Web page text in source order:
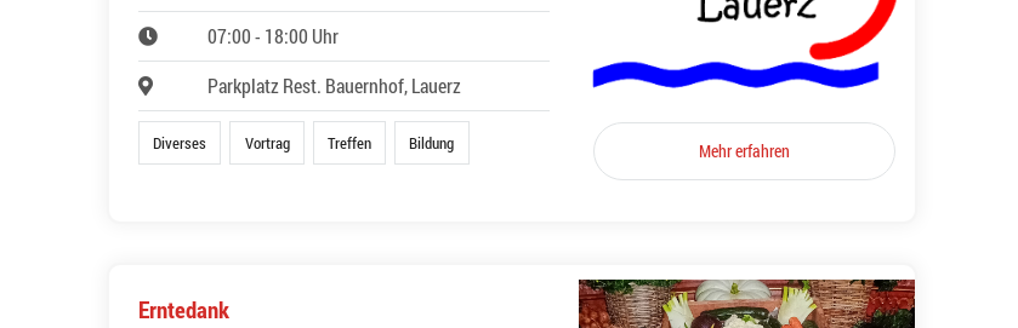
07:00 - 18:00 Uhr
Parkplatz Rest. Bauernhof, Lauerz
Diverses Vortrag Treffen Bildung Mehr erfahren
Erntedank